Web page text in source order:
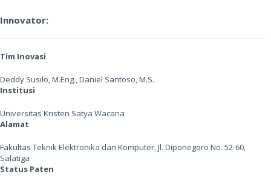
Innovator:
Tim Inovasi
Deddy Susilo, M.Eng., Daniel Santoso, M.S.
Institusi
Universitas Kristen Satya Wacana
Alamat
Fakultas Teknik Elektronika dan Komputer, Jl. Diponegoro No. 52-60,
Salatiga
Status Paten